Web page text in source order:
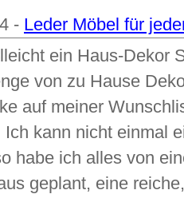
- Leder Möbel für
ein Haus-Dekor
von zu Hause
auf meiner
kann nicht einmal
habe ich alles von
geplant, eine